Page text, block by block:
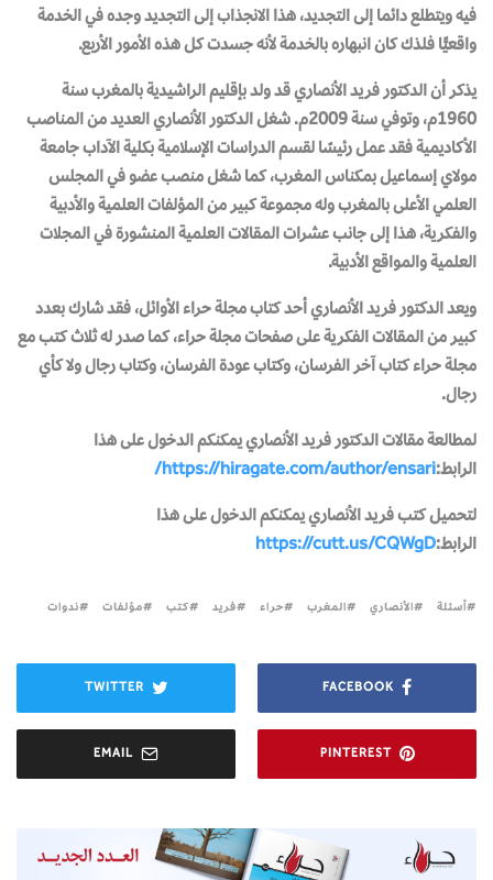
فيه ويتطلع دائما إلى التجديد، هذا الانجذاب إلى التجديد وجده في الخدمة
واقعيًّا فلذك كان انبهاره بالخدمة لأنه جسدت كل هذه الأمور الأربع.
يذكر أن الدكتور فريد الأنصاري قد ولد بإقليم الراشيدية بالمغرب سنة
1960م، وتوفي سنة 2009م. شغل الدكتور الأنصاري العديد من المناصب
الأكاديمية فقد عمل رئيسًا لقسم الدراسات الإسلامية بكلية الآداب جامعة
مولاي إسماعيل بمكناس المغرب، كما شغل منصب عضو في المجلس
العلمي الأعلى بالمغرب وله مجموعة كبير من المؤلفات العلمية والأدبية
والفكرية، هذا إلى جانب عشرات المقالات العلمية المنشورة في المجلات
العلمية والمواقع الأدبية.
ويعد الدكتور فريد الأنصاري أحد كتاب مجلة حراء الأوائل، فقد شارك بعدد
كبير من المقالات الفكرية على صفحات مجلة حراء، كما صدر له ثلاث كتب مع
مجلة حراء كتاب آخر الفرسان، وكتاب عودة الفرسان، وكتاب رجال ولا كأي
رجال.
لمطالعة مقالات الدكتور فريد الأنصاري يمكنكم الدخول على هذا
الرابط:https://hiragate.com/author/ensari/
لتحميل كتب فريد الأنصاري يمكنكم الدخول على هذا
الرابط:https://cutt.us/CQWgD
أسئلة الأنصاري المغرب حراء فريد كتب مؤلفات ندوات
FACEBOOK
TWITTER
PINTEREST
EMAIL